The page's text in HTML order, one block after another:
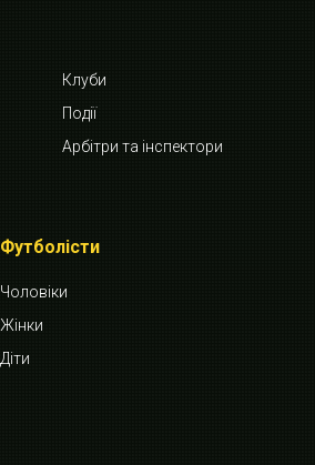
Клуби
Події
Арбітри та інспектори
Футболісти
Чоловіки
Жінки
Діти